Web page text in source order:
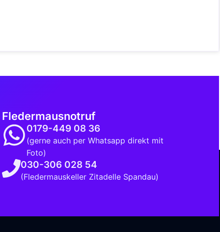
Fledermausnotruf
0179-449 08 36
(gerne auch per Whatsapp direkt mit
Foto)
030-306 028 54
(Fledermauskeller Zitadelle Spandau)